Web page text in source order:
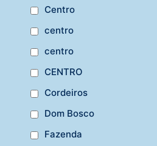
Centro
centro
centro
CENTRO
Cordeiros
Dom Bosco
Fazenda